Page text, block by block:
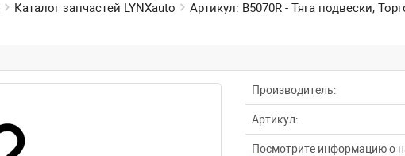
Каталог запчастей LYNXauto Артикул: B5070R - Тяга подвески,
Производитель:
Артикул:
Посмотрите информацию о